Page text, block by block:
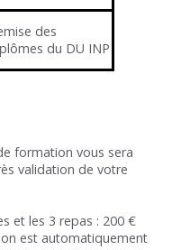
des
du DU INP
formation vous sera
validation de votre
et les 3 repas : 200 €
est automatiquement